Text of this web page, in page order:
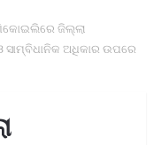
ଜିଲ୍ଲା
ସାମ୍ବିଧାନିକ ଅଧିକାର ଉପରେ